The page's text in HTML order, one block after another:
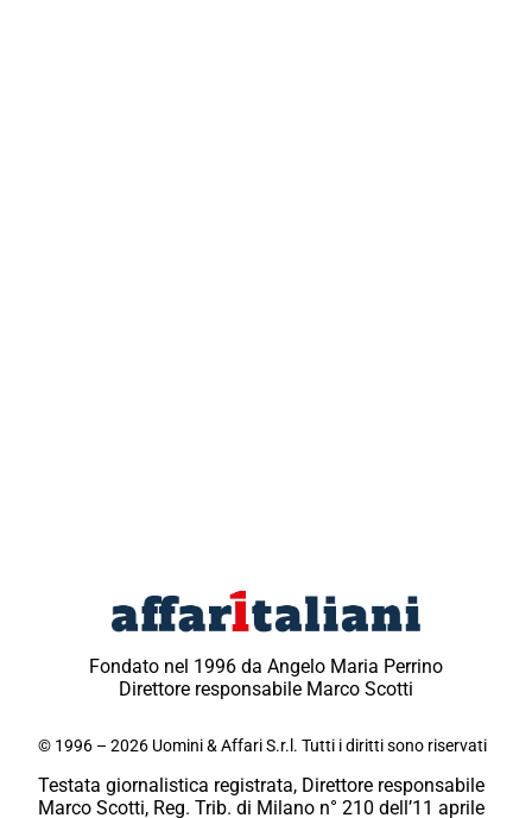
Fondato nel 1996 da Angelo Maria Perrino
Direttore responsabile Marco Scotti
© 1996 – 2026 Uomini & Affari S.r.l. Tutti i diritti sono riservati
Testata giornalistica registrata, Direttore responsabile
Marco Scotti, Reg. Trib. di Milano n° 210 dell’11 aprile